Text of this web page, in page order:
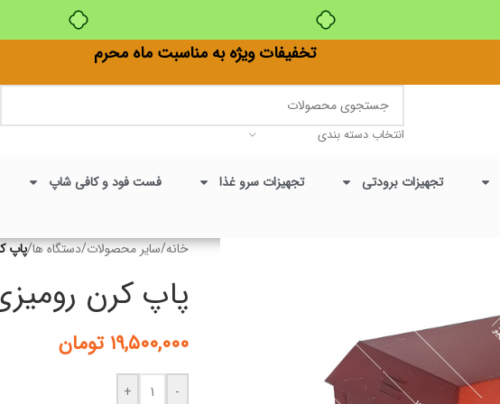
تخفیفات ویژه به مناسبت ماه محرم
انتخاب دسته بندی
تجهیزات برودتی تجهیزات سرو غذا فست فود و کافی شاپ
خانه/سایر محصولات/دستگاه ها/پاپ
پاپ کرن
۱۹,۵۰۰,۰۰۰ تومان
-
+